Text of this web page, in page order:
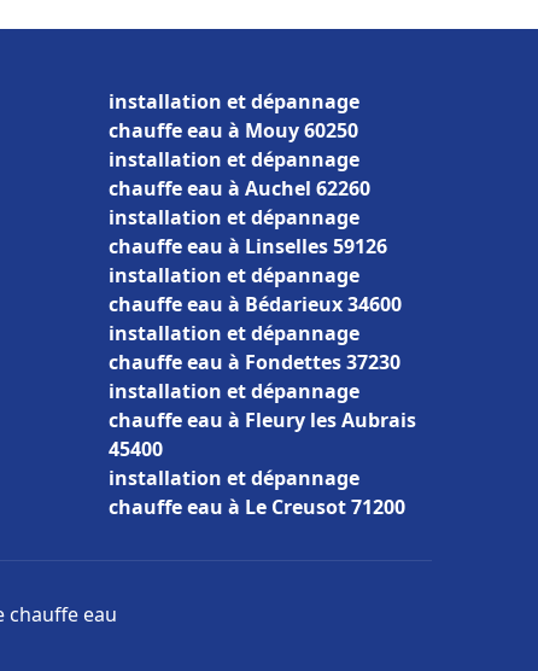
installation et dépannage
chauffe eau à Mouy 60250
installation et dépannage
chauffe eau à Auchel 62260
installation et dépannage
chauffe eau à Linselles 59126
installation et dépannage
chauffe eau à Bédarieux 34600
installation et dépannage
chauffe eau à Fondettes 37230
installation et dépannage
chauffe eau à Fleury les Aubrais
45400
installation et dépannage
chauffe eau à Le Creusot 71200
chauffe eau